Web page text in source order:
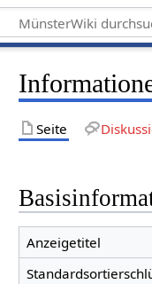
Seite
Anzeigetitel